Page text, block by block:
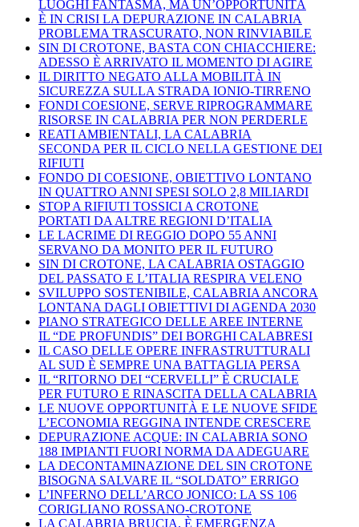
LUOGHI FANTASMA, MA UN’OPPORTUNITÀ
È IN CRISI LA DEPURAZIONE IN CALABRIA
PROBLEMA TRASCURATO, NON RINVIABILE
SIN DI CROTONE, BASTA CON CHIACCHIERE:
ADESSO È ARRIVATO IL MOMENTO DI AGIRE
IL DIRITTO NEGATO ALLA MOBILITÀ IN
SICUREZZA SULLA STRADA IONIO-TIRRENO
FONDI COESIONE, SERVE RIPROGRAMMARE
RISORSE IN CALABRIA PER NON PERDERLE
REATI AMBIENTALI, LA CALABRIA
SECONDA PER IL CICLO NELLA GESTIONE DEI
RIFIUTI
FONDO DI COESIONE, OBIETTIVO LONTANO
IN QUATTRO ANNI SPESI SOLO 2,8 MILIARDI
STOP A RIFIUTI TOSSICI A CROTONE
PORTATI DA ALTRE REGIONI D’ITALIA
LE LACRIME DI REGGIO DOPO 55 ANNI
SERVANO DA MONITO PER IL FUTURO
SIN DI CROTONE, LA CALABRIA OSTAGGIO
DEL PASSATO E L’ITALIA RESPIRA VELENO
SVILUPPO SOSTENIBILE, CALABRIA ANCORA
LONTANA DAGLI OBIETTIVI DI AGENDA 2030
PIANO STRATEGICO DELLE AREE INTERNE
IL “DE PROFUNDIS” DEI BORGHI CALABRESI
IL CASO DELLE OPERE INFRASTRUTTURALI
AL SUD È SEMPRE UNA BATTAGLIA PERSA
IL “RITORNO DEI “CERVELLI” È CRUCIALE
PER FUTURO E RINASCITA DELLA CALABRIA
LE NUOVE OPPORTUNITÀ E LE NUOVE SFIDE
L’ECONOMIA REGGINA INTENDE CRESCERE
DEPURAZIONE ACQUE: IN CALABRIA SONO
188 IMPIANTI FUORI NORMA DA ADEGUARE
LA DECONTAMINAZIONE DEL SIN CROTONE
BISOGNA SALVARE IL “SOLDATO” ERRIGO
L’INFERNO DELL’ARCO JONICO: LA SS 106
CORIGLIANO ROSSANO-CROTONE
LA CALABRIA BRUCIA, È EMERGENZA